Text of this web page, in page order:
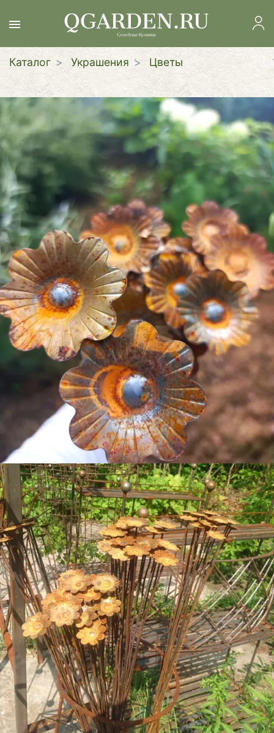
к
содержанию
Каталог Украшения Цветы